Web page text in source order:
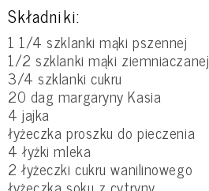
Składniki:
1 1/4 szklanki mąki pszennej
1/2 szklanki mąki ziemniaczanej
3/4 szklanki cukru
20 dag margaryny Kasia
4 jajka
łyżeczka proszku do pieczenia
4 łyżki mleka
2 łyżeczki cukru wanilinowego